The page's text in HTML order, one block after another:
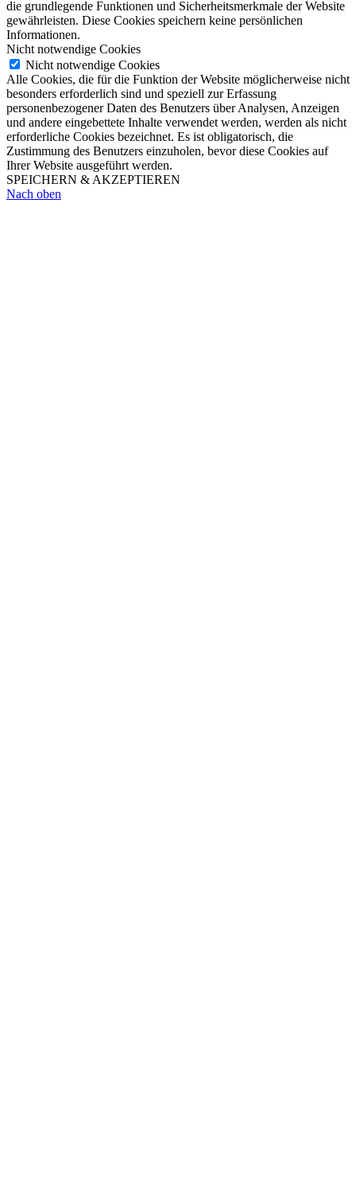
die grundlegende Funktionen und Sicherheitsmerkmale der Website
gewährleisten. Diese Cookies speichern keine persönlichen
Informationen.
Nicht notwendige Cookies
Nicht notwendige Cookies
Alle Cookies, die für die Funktion der Website möglicherweise nicht
besonders erforderlich sind und speziell zur Erfassung
personenbezogener Daten des Benutzers über Analysen, Anzeigen
und andere eingebettete Inhalte verwendet werden, werden als nicht
erforderliche Cookies bezeichnet. Es ist obligatorisch, die
Zustimmung des Benutzers einzuholen, bevor diese Cookies auf
Ihrer Website ausgeführt werden.
SPEICHERN & AKZEPTIEREN
Nach oben